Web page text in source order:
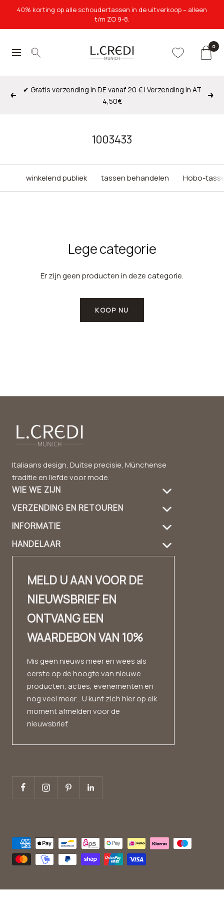
Direct
de
40% korting op alle schoudertassen in de uitverkoop – alleen
t/m ZO 9-8.
navigatie
L.Credi
Munich
0
Opbrengst
✔ Gratis verzending in DE vanaf 20 € | Verzending in AT
4,50€
1003433
winkelend publiek tassen behandelen Hobo-
Lege categorie
Er zijn geen producten in deze categorie.
KOOP NU
Italiaans design, Duitse precisie, Münchense
traditie en liefde voor mode.
WIE WE ZIJN
Over ons
productverzorging
Handtas gids
kijkboek
Ervaringsverhalen
VERZENDING EN RETOUREN
Verzendinformatie
geeft terug
INFORMATIE
FAQ
✨ Carrière ✨
afdruk
Voorwaarden
gegevensbescherming
HANDELAAR
Contact dealer
Mode wolk
Huismerk
MELD U AAN VOOR DE
NIEUWSBRIEF EN
ONTVANG EEN
WAARDEBON VAN 10%
Mis geen nieuws meer en wees als
eerste op de hoogte van nieuwe
producten, acties, evenementen en
nog veel meer... U kunt zich hier op elk
moment afmelden voor de
nieuwsbrief.